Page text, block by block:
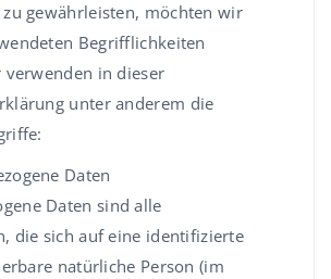
gewährleisten, möchten wir
Begrifflichkeiten
in dieser
unter anderem die
Daten
Daten sind alle
die sich auf eine identifizierte
natürliche Person (im